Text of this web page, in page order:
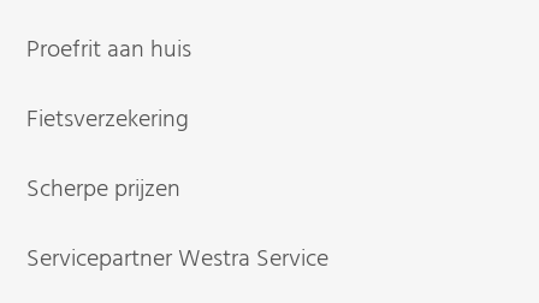
Proefrit aan huis
Fietsverzekering
Scherpe prijzen
Servicepartner Westra Service